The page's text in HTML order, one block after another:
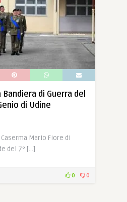
Bandiera di Guerra del
di Udine
Mario Fiore di
del 7° […]
0 0